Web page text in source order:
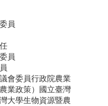
員
員
會委員行政院農業
業政策）國立臺灣
大學生物資源暨農